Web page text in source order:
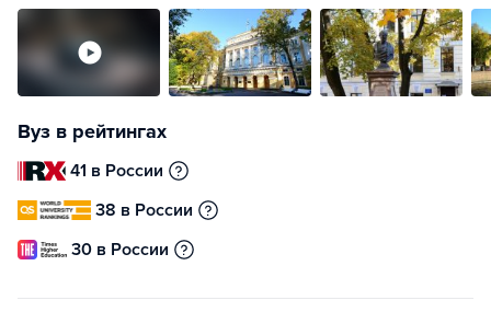
Вуз в рейтингах
41 в России
38 в России
30 в России